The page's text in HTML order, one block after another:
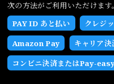
次の方法がご利用いただけます。
PAY ID あと払い
クレジ
Amazon Pay キャリア決
コンビニ決済またはPay-